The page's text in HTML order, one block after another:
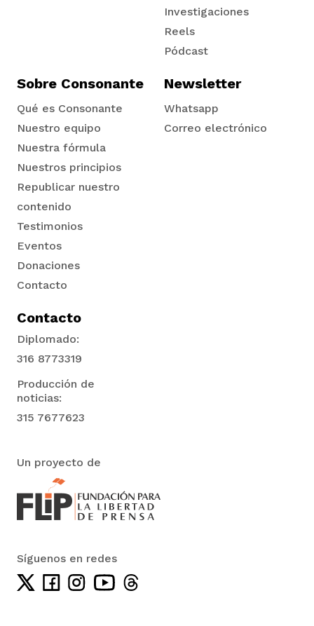
Investigaciones
Reels
Pódcast
Sobre Consonante
Qué es Consonante
Nuestro equipo
Nuestra fórmula
Nuestros principios
Republicar nuestro
contenido
Testimonios
Eventos
Donaciones
Contacto
Newsletter
Whatsapp
Correo electrónico
Contacto
Diplomado:
316 8773319
Producción de
noticias:
315 7677623
Un proyecto de
Síguenos en redes